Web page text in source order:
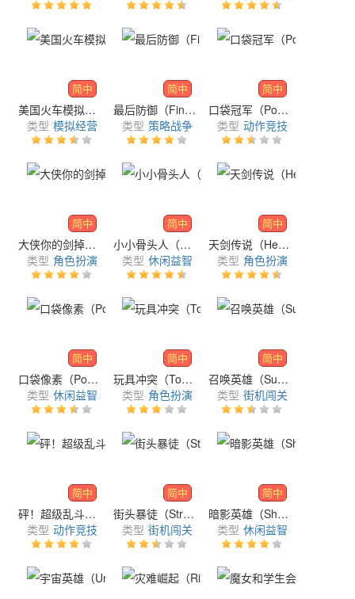
简中
美国火车模拟器（Train Simulator PRO USA）
类型 模拟经营
简中
最后防御（Final Defense）
类型 策略战争
简中
口袋冠军（Pocket Champs）
类型 动作竞技
简中
大侠你的剑掉了（Sword Master）
类型 角色扮演
简中
小小骨头人（Bonehead）
类型 休闲益智
简中
天剑传说（Heavenly Sword Legend）
类型 角色扮演
简中
口袋像素（Pocket Pixels）
类型 休闲益智
简中
玩具冲突（Toy Clash）
类型 角色扮演
简中
召唤英雄（Summoner Hero）
类型 街机闯关
简中
砰！超级乱斗（BUMP! Superbrawl）
类型 动作竞技
简中
街头暴徒（Street Thugz）
类型 街机闯关
简中
暗影英雄（Shadow Hero）
类型 休闲益智